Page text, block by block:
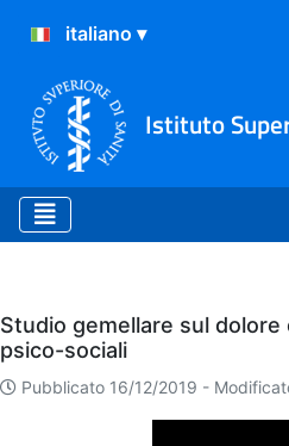
Istituto
Eventi
Studio gemellare sul
psico-sociali
Pubblicato 16/12/2019 -